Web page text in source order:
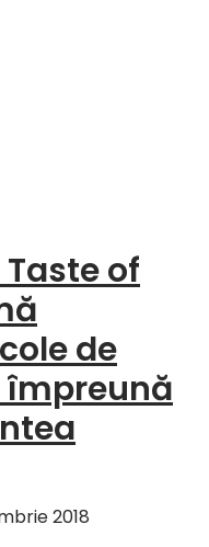
of
de
2018